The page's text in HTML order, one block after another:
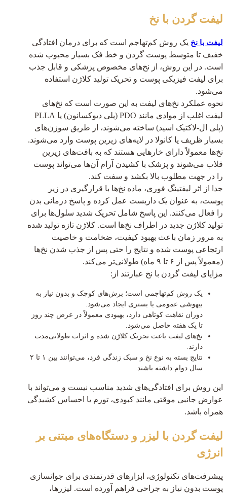
لیفت گردن با نخ
لیفت با نخ یک روش کم‌تهاجم است که برای درمان افتادگی
خفیف تا متوسط پوست گردن و خط فک بسیار محبوب شده
است. در این روش، از نخ‌های مخصوص پزشکی و قابل جذب
برای لیفت فیزیکی پوست و تحریک تولید کلاژن استفاده
می‌شود.
نحوه عملکرد نخ‌های لیفت به این صورت است که نخ‌های
لیفت اغلب از موادی مانند PDO (پلی دیوکسانون) یا PLLA
(پلی ال-لاکتیک اسید) ساخته می‌شوند، از طریق سوزن‌های
بسیار ظریف یا کانولا در لایه‌های زیرین پوست وارد می‌شوند.
نخ‌ها معمولاً دارای خارهایی هستند که به بافت‌های زیرین
قلاب می‌شوند و پزشک با کشیدن آرام آن‌ها می‌تواند پوست
را در جهت مطلوب بالا بکشد و سفت کند.
جدا از اثر لیفتینگ فوری، ماده نخ‌ها با قرارگیری در زیر
پوست، به عنوان یک داربست عمل کرده و پاسخ درمانی بدن
را فعال می‌کنند. این پاسخ شامل تحریک شدید سلول‌ها برای
تولید کلاژن جدید در اطراف نخ‌ها است. کلاژن تازه تولید شده
به مرور زمان باعث بهبود کیفیت، ضخامت و خاصیت
ارتجاعی پوست شده و نتایج را حتی پس از جذب شدن نخ‌ها
(معمولاً پس از ۶ تا ۹ ماه) طولانی‌تر می‌کند.
مزایای لیفت گردن با نخ عبارتند از:
یک روش کم‌تهاجمی است؛ برش‌های کوچک و بدون نیاز به
بیهوشی عمومی یا بستری ایجاد می‌شود.
دوران نقاهت کوتاهی دارد، بهبودی معمولاً در عرض چند روز
تا یک هفته حاصل می‌شود.
نخ‌های لیفت باعث تحریک کلاژن شده و اثرات طولانی‌مدت
دارند.
نتایج بسته به نوع نخ و سبک زندگی فرد، می‌توانند بین ۱ تا ۲
سال دوام داشته باشند.
این روش برای افتادگی‌های شدید مناسب نیست و می‌تواند با
عوارض جانبی موقتی مانند کبودی، تورم یا احساس کشیدگی
همراه باشد.
لیفت گردن با لیزر و دستگاه‌های مبتنی بر
انرژی
پیشرفت‌های تکنولوژی، ابزارهای قدرتمندی برای جوانسازی
پوست بدون نیاز به جراحی فراهم آورده است. لیزرها،